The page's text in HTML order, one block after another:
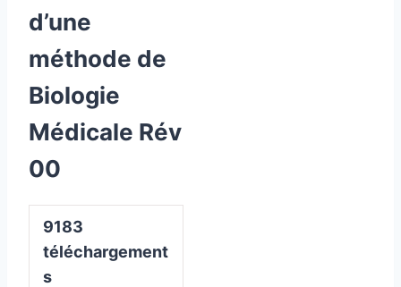
d’une
méthode de
Biologie
Médicale Rév
00
9183
téléchargement
s